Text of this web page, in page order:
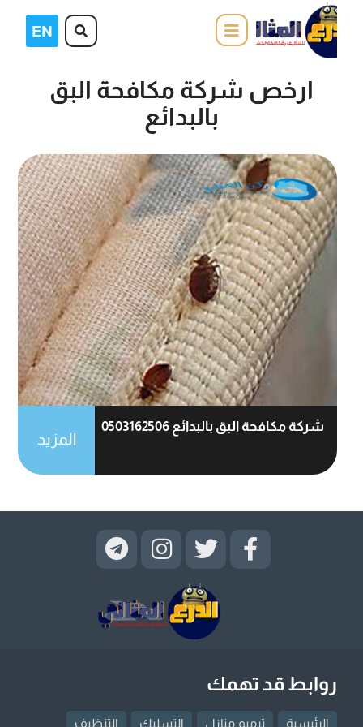
ارخص شركة مكافحة البق
بالبدائع
شركة مكافحة البق بالبدائع 0503162506
المزيد
روابط قد تهمك
الرئيسية ترميم منازل التسليك التنظيف